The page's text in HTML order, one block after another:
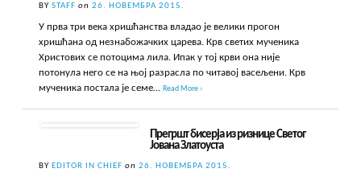
BYSTAFF on 26. НОВЕМБРА 2015.
У прва три века хришћанства владао је велики прогон
хришћана од незнабожачких царева. Крв светих мученика
Христових се потоцима лила. Ипак у тој крви она није
потонула него се на њој разрасла по читавој васељени. Крв
мученика постала је семе…Read More ›
Прегршт бисерја из ризнице Светог
Јована Златоуста
BYEDITOR IN CHIEF on 26. НОВЕМБРА 2015.